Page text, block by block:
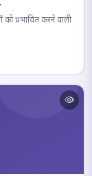
प्रभावित करने वाली